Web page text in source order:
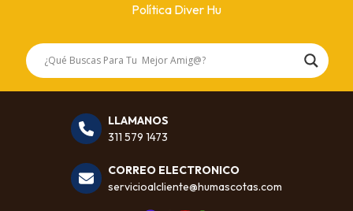
Política Diver Hu
LLAMANOS
311 579 1473
CORREO ELECTRONICO
servicioalcliente@humascotas.com